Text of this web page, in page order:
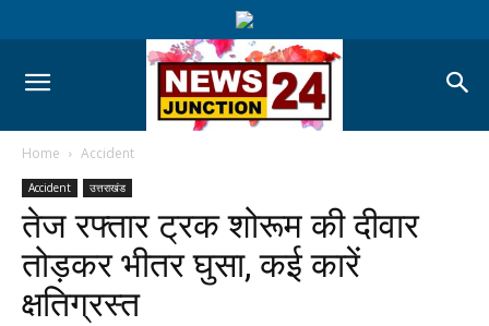
Home Accident
Accident उत्तराखंड
तेज रफ्तार ट्रक शोरूम की दीवार
तोड़कर भीतर घुसा, कई कारें
क्षतिग्रस्त